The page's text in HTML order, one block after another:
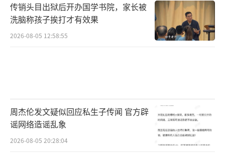
传销头目出狱后开办国学书院，家长被
洗脑称孩子挨打才有效果
2026-08-05 12:58:55
周杰伦发文疑似回应私生子传闻 官方辟
谣网络造谣乱象
2026-08-05 20:28:04